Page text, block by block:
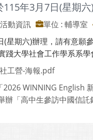
年3月7日(星期
動資訊 單位 : 輔導室
星期六)辦理，請有意願
大學社會工作學系系
工營-海報.pdf
WINNING English
辦「高中生參訪中國信託